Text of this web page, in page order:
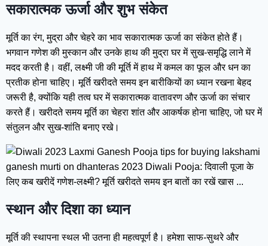
सकारात्मक ऊर्जा और शुभ संकेत
मूर्ति का रंग, मुद्रा और चेहरे का भाव सकारात्मक ऊर्जा का संकेत होते हैं।
भगवान गणेश की मुस्कान और उनके हाथ की मुद्रा घर में सुख-समृद्धि लाने में
मदद करती है। वहीं, लक्ष्मी जी की मूर्ति में हाथ में कमल का फूल और धन का
प्रतीक होना चाहिए। मूर्ति खरीदते समय इन बारीकियों का ध्यान रखना बेहद
जरूरी है, क्योंकि यही तत्व घर में सकारात्मक वातावरण और ऊर्जा का संचार
करते हैं। खरीदते समय मूर्ति का चेहरा शांत और आकर्षक होना चाहिए, जो घर में
संतुलन और सुख-शांति बनाए रखे।
स्थान और दिशा का ध्यान
मूर्ति की स्थापना स्थल भी उतना ही महत्वपूर्ण है। हमेशा साफ-सुथरे और